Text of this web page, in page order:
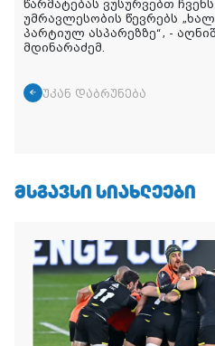
წარმატებას ვუსურვებთ
უმრავლესობის წევრებს
პარტიულ ასპარეზზე“, -
მდინარაძემ.
უკან დაბრუნება
ᲛᲡᲒᲐᲕᲡᲘ ᲡᲘᲐᲮᲚᲔᲔᲑᲘ